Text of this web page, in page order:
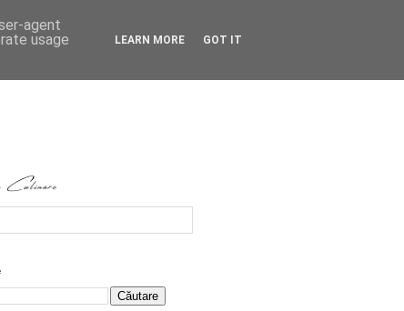
agent
usage
LEARN MORE GOT IT